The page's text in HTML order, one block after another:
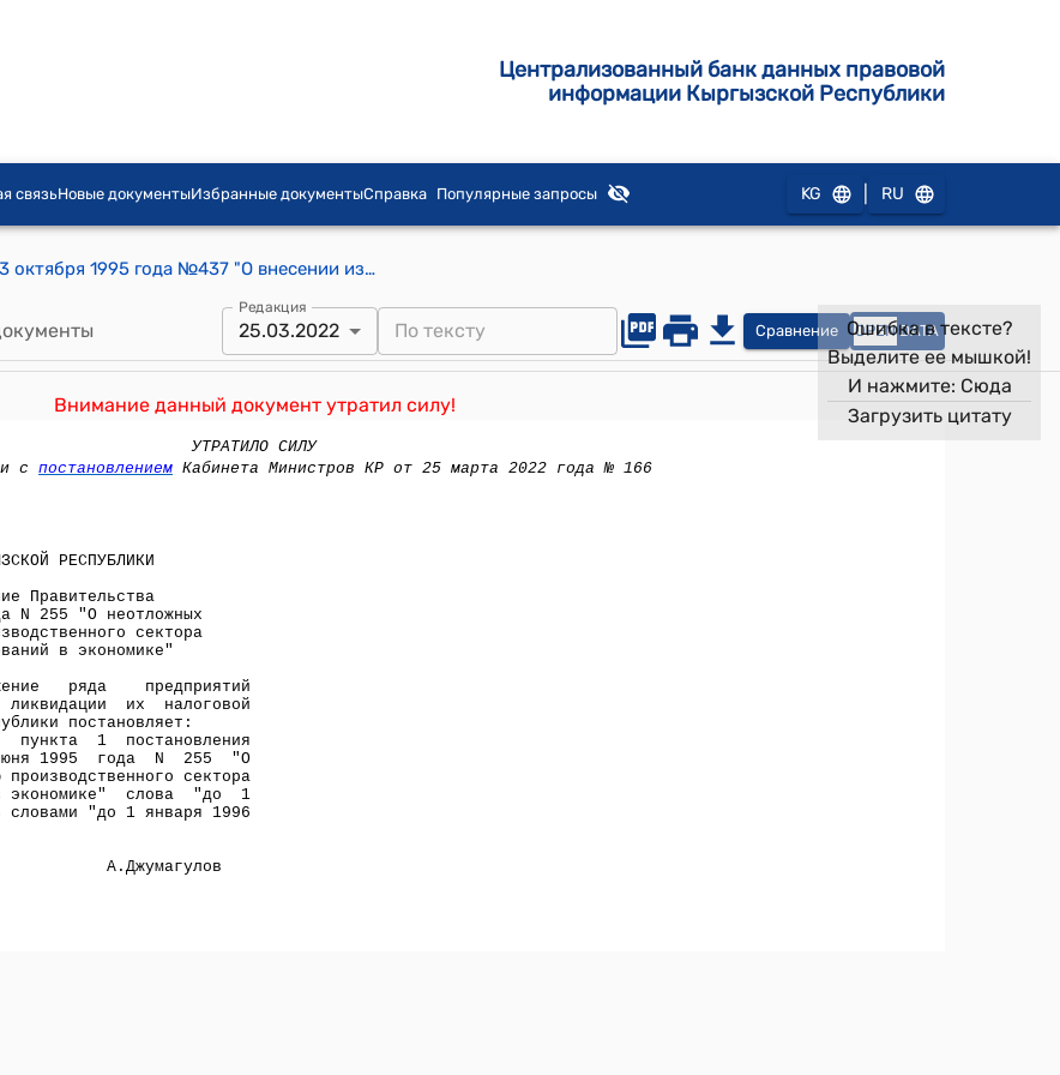
Централизованный банк данных правовой
информации Кыргызской Республики
связьНовые документыИзбранные документыСправка Популярные запросы KG RU
Постановление Правительства КР от 23 октября 1995 года №437 "О внесении изменений в постановление Правительства Кыргызской Республики от 30 июня 1995 года N 255 "О неотложных мерах по финансовому оздоровлению производственного сектора и обеспечению структурных преобразований в экономике"
Редакция
25.03.2022 Сравнение OPEN DATA
Внимание данный документ утратил силу!
Ошибка в тексте?
Выделите ее мышкой!
И нажмите: Сюда
Загрузить цитату